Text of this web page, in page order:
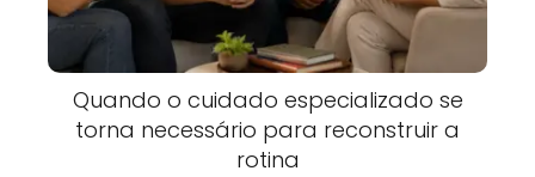
Quando o cuidado especializado se
torna necessário para reconstruir a
rotina